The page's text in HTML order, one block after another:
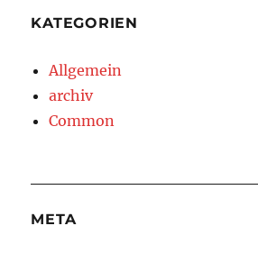
KATEGORIEN
Allgemein
archiv
Common
META